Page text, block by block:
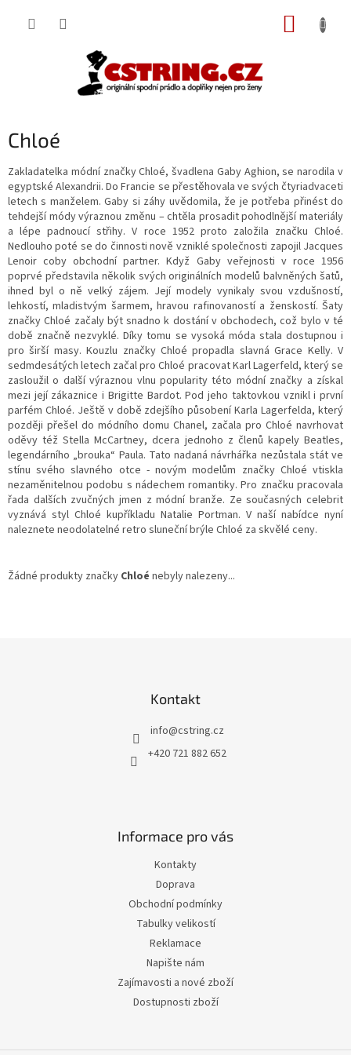
Chloé
Zakladatelka módní značky Chloé, švadlena Gaby Aghion, se narodila v
egyptské Alexandrii. Do Francie se přestěhovala ve svých čtyriadvaceti
letech s manželem. Gaby si záhy uvědomila, že je potřeba přinést do
tehdejší módy výraznou změnu – chtěla prosadit pohodlnější materiály
a lépe padnoucí střihy. V roce 1952 proto založila značku Chloé.
Nedlouho poté se do činnosti nově vzniklé společnosti zapojil Jacques
Lenoir coby obchodní partner. Když Gaby veřejnosti v roce 1956
poprvé představila několik svých originálních modelů balvněných šatů,
ihned byl o ně velký zájem. Její modely vynikaly svou vzdušností,
lehkostí, mladistvým šarmem, hravou rafinovaností a ženskostí. Šaty
značky Chloé začaly být snadno k dostání v obchodech, což bylo v té
době značně nezvyklé. Díky tomu se vysoká móda stala dostupnou i
pro širší masy. Kouzlu značky Chloé propadla slavná Grace Kelly. V
sedmdesátých letech začal pro Chloé pracovat Karl Lagerfeld, který se
zasloužil o další výraznou vlnu popularity této módní značky a získal
mezi její zákaznice i Brigitte Bardot. Pod jeho taktovkou vznikl i první
parfém Chloé. Ještě v době zdejšího působení Karla Lagerfelda, který
později přešel do módního domu Chanel, začala pro Chloé navrhovat
oděvy též Stella McCartney, dcera jednoho z členů kapely Beatles,
legendárního „brouka“ Paula. Tato nadaná návrhářka nezůstala stát ve
stínu svého slavného otce - novým modelům značky Chloé vtiskla
nezaměnitelnou podobu s nádechem romantiky. Pro značku pracovala
řada dalších zvučných jmen z módní branže. Ze současných celebrit
vyznává styl Chloé kupříkladu Natalie Portman. V naší nabídce nyní
naleznete neodolatelné retro sluneční brýle Chloé za skvělé ceny.
Žádné produkty značky Chloé nebyly nalezeny...
Kontakt
info@cstring.cz
+420 721 882 652
Informace pro vás
Kontakty
Doprava
Obchodní podmínky
Tabulky velikostí
Reklamace
Napište nám
Zajímavosti a nové zboží
Dostupnosti zboží